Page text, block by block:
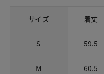
サイズ 着丈
S 59.5
M 60.5